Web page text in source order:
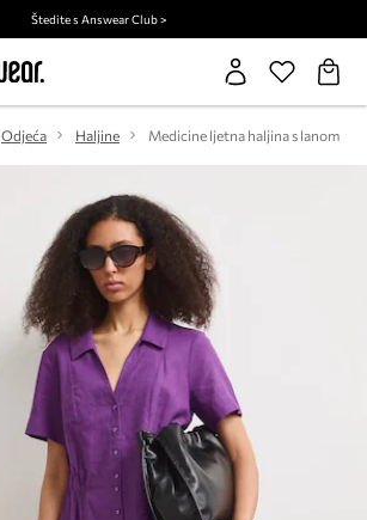
Štedite s Answear Club >
Odjeća Haljine Medicine ljetna haljina s lanom